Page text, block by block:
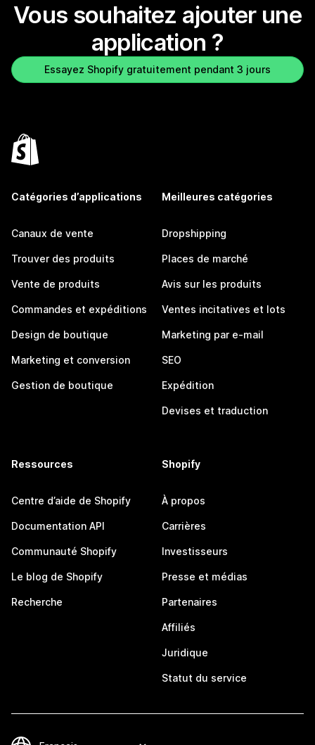
Vous souhaitez ajouter une
application ?
Essayez Shopify gratuitement pendant 3 jours
Catégories d’applications
Canaux de vente
Trouver des produits
Vente de produits
Commandes et expéditions
Design de boutique
Marketing et conversion
Gestion de boutique
Meilleures catégories
Dropshipping
Places de marché
Avis sur les produits
Ventes incitatives et lots
Marketing par e-mail
SEO
Expédition
Devises et traduction
Ressources
Centre d’aide de Shopify
Documentation API
Communauté Shopify
Le blog de Shopify
Recherche
Shopify
À propos
Carrières
Investisseurs
Presse et médias
Partenaires
Affiliés
Juridique
Statut du service